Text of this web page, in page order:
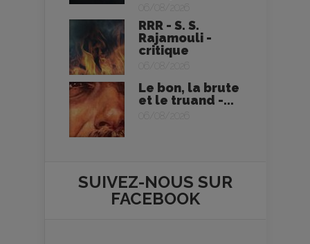
06/08/2026
RRR - S. S.
Rajamouli -
critique
06/08/2026
Le bon, la brute
et le truand -...
06/08/2026
SUIVEZ-NOUS SUR
FACEBOOK